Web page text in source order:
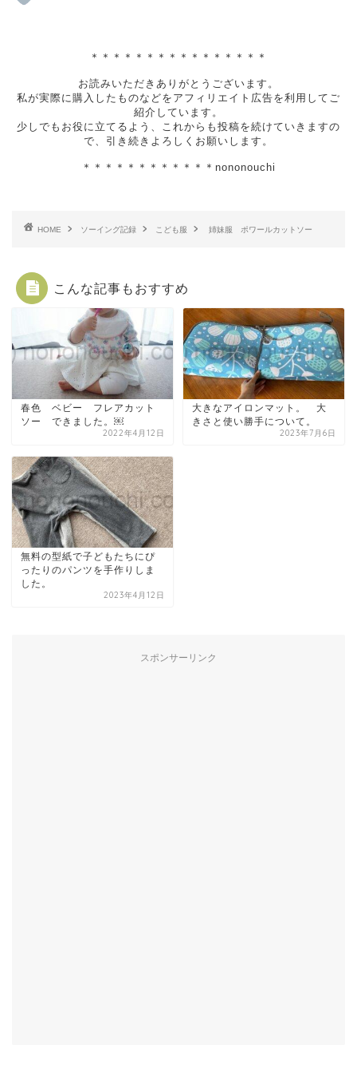
＊＊＊＊＊＊＊＊＊＊＊＊＊＊＊＊
お読みいただきありがとうございます。
私が実際に購入したものなどをアフィリエイト広告を利用してご
紹介しています。
少しでもお役に立てるよう、これからも投稿を続けていきますの
で、引き続きよろしくお願いします。
＊＊＊＊＊＊＊＊＊＊＊＊nononouchi
HOME ソーイング記録 こども服 姉妹服 ポワールカットソー
こんな記事もおすすめ
春色 ベビー フレアカット
ソー できました。￼
2022年4月12日
大きなアイロンマット。 大
きさと使い勝手について。
2023年7月6日
無料の型紙で子どもたちにぴ
ったりのパンツを手作りしま
した。
2023年4月12日
スポンサーリンク